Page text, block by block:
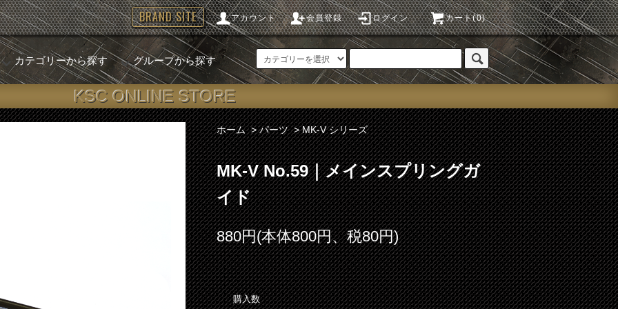
アカウント 会員登録 ログイン カート(0)
BRAND SITE
カテゴリーから探す グループから探す
KSC ONLINE STORE
ホーム >パーツ >MK-V シリーズ
MK-V No.59｜メインスプリングガ
イド
880円(本体800円、税80円)
購入数